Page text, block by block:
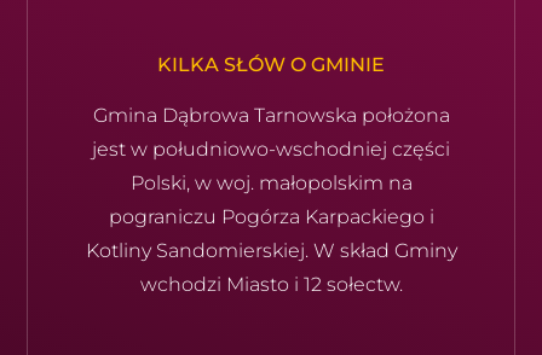
KILKA SŁÓW O GMINIE
Gmina Dąbrowa Tarnowska położona
jest w południowo-wschod­niej części
Polski, w woj. małopolskim na
pograniczu Pogórza Karpackiego i
Kotliny Sandomierskiej. W skład Gminy
wchodzi Miasto i 12 sołectw.